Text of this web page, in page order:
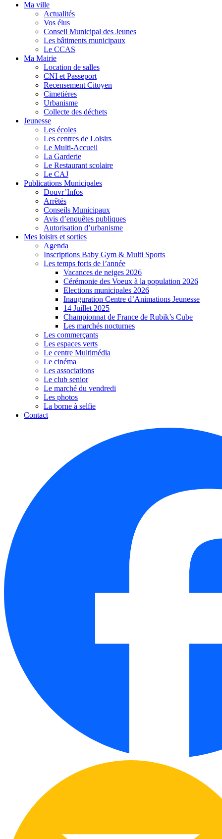
Ma ville
Actualités
Vos élus
Conseil Municipal des Jeunes
Les bâtiments municipaux
Le CCAS
Ma Mairie
Location de salles
CNI et Passeport
Recensement Citoyen
Cimetières
Urbanisme
Collecte des déchets
Jeunesse
Les écoles
Les centres de Loisirs
Le Multi-Accueil
La Garderie
Le Restaurant scolaire
Le CAJ
Publications Municipales
Douvr’Infos
Arrêtés
Conseils Municipaux
Avis d’enquêtes publiques
Autorisation d’urbanisme
Mes loisirs et sorties
Agenda
Inscriptions Baby Gym & Multi Sports
Les temps forts de l’année
Vacances de neiges 2026
Cérémonie des Voeux à la population 2026
Elections municipales 2026
Inauguration Centre d’Animations Jeunesse
14 Juillet 2025
Championnat de France de Rubik’s Cube
Les marchés nocturnes
Les commerçants
Les espaces verts
Le centre Multimédia
Le cinéma
Les associations
Le club senior
Le marché du vendredi
Les photos
La borne à selfie
Contact